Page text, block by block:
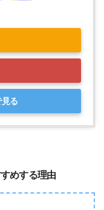
る
めする理由